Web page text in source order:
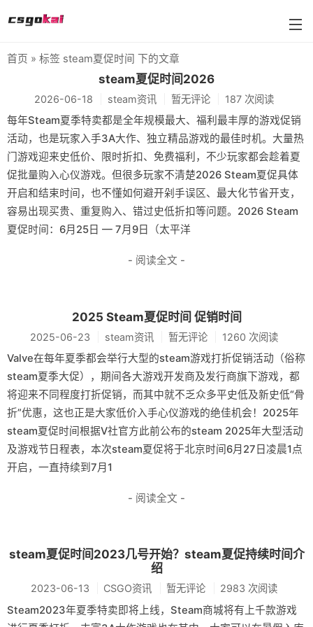
farmskins
88dog
flamecases
88hash-jp
首页 » 标签 steam夏促时间 下的文章
steam夏促时间2026
2026-06-18 steam资讯 暂无评论 187 次阅读
每年Steam夏季特卖都是全年规模最大、福利最丰厚的游戏促销
活动，也是玩家入手3A大作、独立精品游戏的最佳时机。大量热
门游戏迎来史低价、限时折扣、免费福利，不少玩家都会趁着夏
促批量购入心仪游戏。但很多玩家不清楚2026 Steam夏促具体
开启和结束时间，也不懂如何避开剁手误区、最大化节省开支，
容易出现买贵、重复购入、错过史低折扣等问题。2026 Steam
夏促时间：6月25日 — 7月9日（太平洋
- 阅读全文 -
2025 Steam夏促时间 促销时间
2025-06-23 steam资讯 暂无评论 1260 次阅读
Valve在每年夏季都会举行大型的steam游戏打折促销活动（俗称
steam夏季大促），期间各大游戏开发商及发行商旗下游戏，都
将迎来不同程度打折促销，而其中就不乏众多平史低及新史低“骨
折”优惠，这也正是大家低价入手心仪游戏的绝佳机会！2025年
steam夏促时间根据V社官方此前公布的steam 2025年大型活动
及游戏节日程表，本次steam夏促将于北京时间6月27日凌晨1点
开启，一直持续到7月1
- 阅读全文 -
steam夏促时间2023几号开始？steam夏促持续时间介
绍
2023-06-13 CSGO资讯 暂无评论 2983 次阅读
Steam2023年夏季特卖即将上线，Steam商城将有上千款游戏